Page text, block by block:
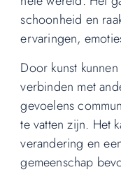
schoonheid en
ervaringen,
Door kunst
verbinden met
gevoelens
te vatten zijn. Het
verandering en
gemeenschap